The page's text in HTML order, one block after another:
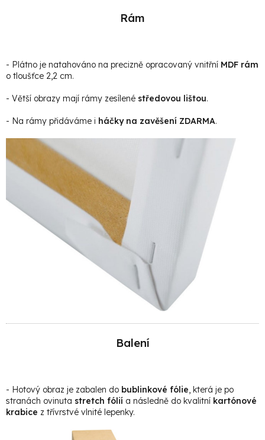
Rám
- Plátno je natahováno na precizně opracovaný vnitřní MDF rám
o tloušťce 2,2 cm.
- Větší obrazy mají rámy zesílené středovou lištou.
- Na rámy přidáváme i háčky na zavěšení ZDARMA.
Balení
- Hotový obraz je zabalen do bublinkové fólie, která je po
stranách ovinuta stretch fólií a následně do kvalitní kartónové
krabice z třívrstvé vlnité lepenky.